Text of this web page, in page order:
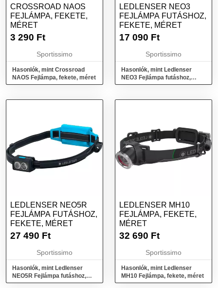
CROSSROAD NAOS
FEJLÁMPA, FEKETE,
MÉRET
3 290 Ft
Sportissimo
Hasonlók, mint Crossroad
NAOS Fejlámpa, fekete, méret
LEDLENSER NEO3
FEJLÁMPA FUTÁSHOZ,
FEKETE, MÉRET
17 090 Ft
Sportissimo
Hasonlók, mint Ledlenser
NEO3 Fejlámpa futáshoz,
fekete, méret
LEDLENSER NEO5R
FEJLÁMPA FUTÁSHOZ,
FEKETE, MÉRET
27 490 Ft
Sportissimo
Hasonlók, mint Ledlenser
NEO5R Fejlámpa futáshoz,
fekete, méret
LEDLENSER MH10
FEJLÁMPA, FEKETE,
MÉRET
32 690 Ft
Sportissimo
Hasonlók, mint Ledlenser
MH10 Fejlámpa, fekete, méret